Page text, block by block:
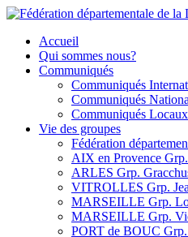
Skip
content
Fédération départementale de la
Membre de la fédération
Accueil
Qui sommes nous?
Communiqués
Communiqués
Communiqués
Communiqués Locaux
Vie des groupes
Fédération
AIX en Provence
ARLES Grp.
VITROLLES Grp.
MARSEILLE Grp.
MARSEILLE Grp.
PORT de BOUC